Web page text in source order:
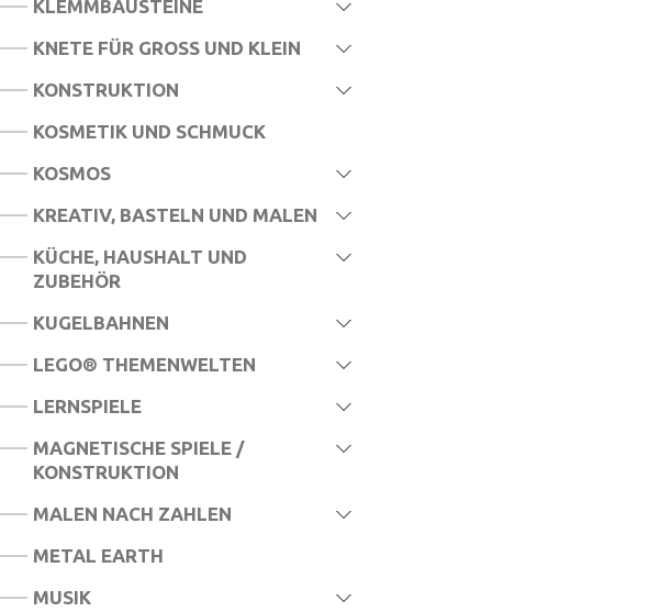
KLEMMBAUSTEINE
KNETE FÜR GROSS UND KLEIN
KONSTRUKTION
KOSMETIK UND SCHMUCK
KOSMOS
KREATIV, BASTELN UND MALEN
KÜCHE, HAUSHALT UND
ZUBEHÖR
KUGELBAHNEN
LEGO® THEMENWELTEN
LERNSPIELE
MAGNETISCHE SPIELE /
KONSTRUKTION
MALEN NACH ZAHLEN
METAL EARTH
MUSIK